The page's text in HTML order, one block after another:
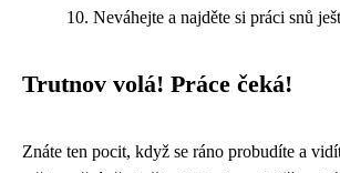
Neváhejte a najděte si práci snů
Trutnov volá! Práce čeká!
Znáte ten pocit, když se ráno probudíte a